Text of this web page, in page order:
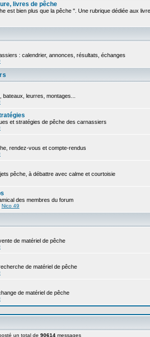
livres de pêche
est bien plus que la pêche ". Une rubrique dédiée aux
: calendrier, annonces, résultats, échanges
bateaux, leurres, montages...
et stratégies de pêche des carnassiers
rendez-vous et compte-rendus
pêche, à débattre avec calme et courtoisie
des membres du forum
Nico 49
de matériel de pêche
de matériel de pêche
de matériel de pêche
un total de 90614 messages